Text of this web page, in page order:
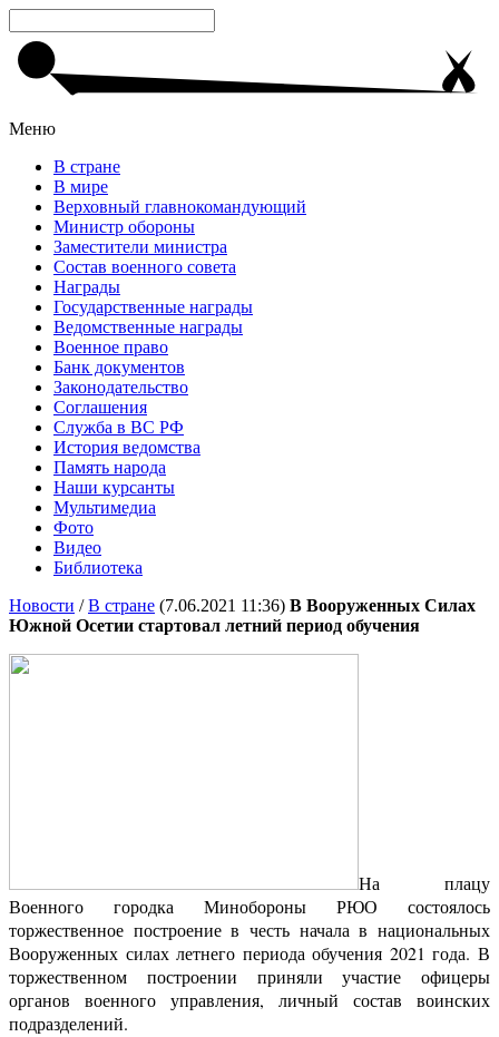
Меню
В стране
В мире
Верховный главнокомандующий
Министр обороны
Заместители министра
Состав военного совета
Награды
Государственные награды
Ведомственные награды
Военное право
Банк документов
Законодательство
Соглашения
Служба в ВС РФ
История ведомства
Память народа
Наши курсанты
Мультимедиа
Фото
Видео
Библиотека
Новости /В стране (7.06.2021 11:36) В Вооруженных Силах
Южной Осетии стартовал летний период обучения
На плацу
Военного городка Минобороны РЮО состоялось
торжественное построение в честь начала в национальных
Вооруженных силах летнего периода обучения 2021 года. В
торжественном построении приняли участие офицеры
органов военного управления, личный состав воинских
подразделений.